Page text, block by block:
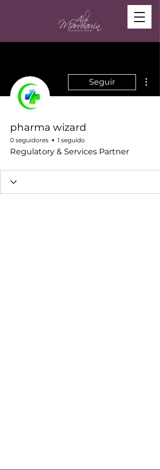
Seguir
pharma wizard
0 seguidores 1 seguido
Regulatory & Services Partner